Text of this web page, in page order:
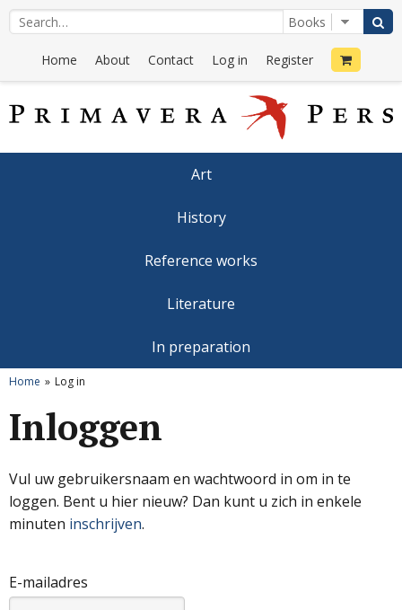
Home About Contact Log in Register
Art
History
Reference works
Literature
In preparation
Home Log in
Inloggen
Vul uw gebruikersnaam en wachtwoord in om in te
loggen. Bent u hier nieuw? Dan kunt u zich in enkele
minuten inschrijven.
E-mailadres